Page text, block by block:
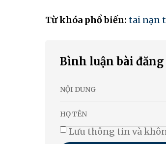
Từ khóa phổ biến: tai nạn
Bình luận bài đăng
Lưu thông tin và